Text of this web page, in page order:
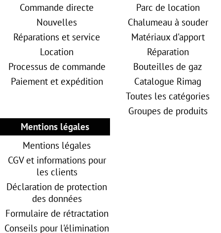
Commande directe
Nouvelles
Réparations et service
Location
Processus de commande
Paiement et expédition
Parc de location
Chalumeau à souder
Matériaux d'apport
Réparation
Bouteilles de gaz
Catalogue Rimag
Toutes les catégories
Groupes de produits
Mentions légales
Mentions légales
CGV et informations pour
les clients
Déclaration de protection
des données
Formulaire de rétractation
Conseils pour l'élimination